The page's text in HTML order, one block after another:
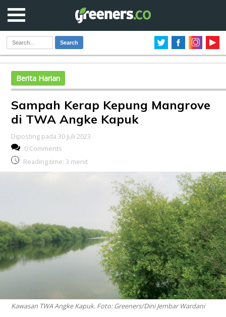
Search
Berita Harian
Sampah Kerap Kepung Mangrove
di TWA Angke Kapuk
Diposting pada 30 Juli 2023
0 Comments
Reading time: 3 menit
Kawasan TWA Angke Kapuk. Foto: Greeners/Dini Jembar Wardani